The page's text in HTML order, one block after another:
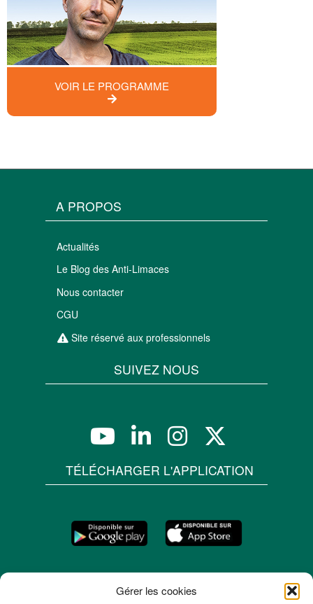
Gérer les cookies
VOIR LE PROGRAMME
A PROPOS
Actualités
Le Blog des Anti-Limaces
Nous contacter
CGU
Site réservé aux professionnels
SUIVEZ NOUS
TÉLÉCHARGER L'APPLICATION